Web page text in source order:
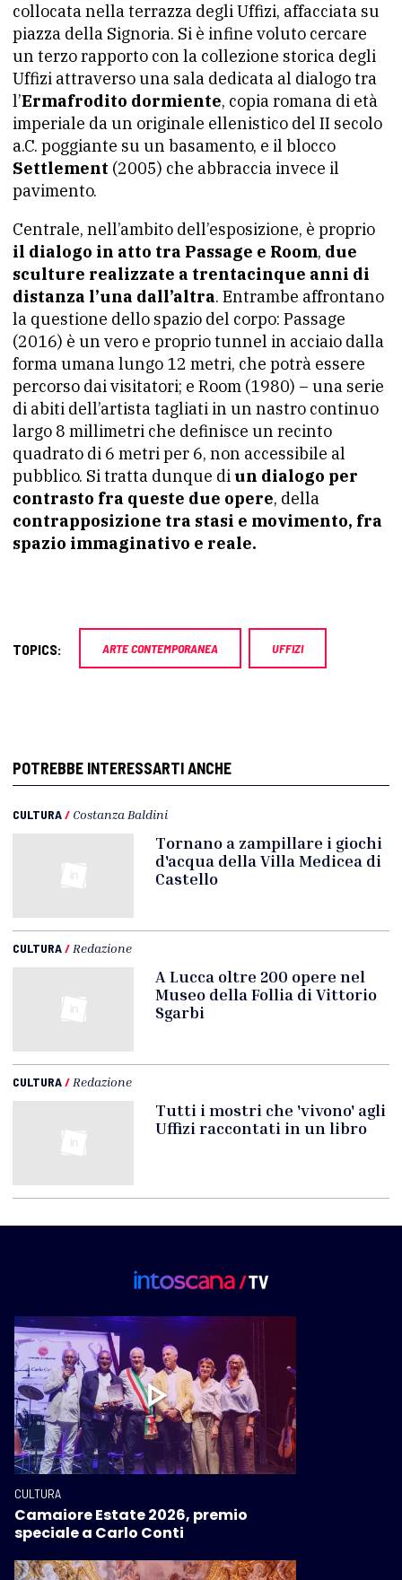
collocata nella terrazza degli Uffizi, affacciata su
piazza della Signoria. Si è infine voluto cercare
un terzo rapporto con la collezione storica degli
Uffizi attraverso una sala dedicata al dialogo tra
l’Ermafrodito dormiente, copia romana di età
imperiale da un originale ellenistico del II secolo
a.C. poggiante su un basamento, e il blocco
Settlement (2005) che abbraccia invece il
pavimento.
Centrale, nell’ambito dell’esposizione, è proprio
il dialogo in atto tra Passage e Room, due
sculture realizzate a trentacinque anni di
distanza l’una dall’altra. Entrambe affrontano
la questione dello spazio del corpo: Passage
(2016) è un vero e proprio tunnel in acciaio dalla
forma umana lungo 12 metri, che potrà essere
percorso dai visitatori; e Room (1980) – una serie
di abiti dell’artista tagliati in un nastro continuo
largo 8 millimetri che definisce un recinto
quadrato di 6 metri per 6, non accessibile al
pubblico. Si tratta dunque di un dialogo per
contrasto fra queste due opere, della
contrapposizione tra stasi e movimento, fra
spazio immaginativo e reale.
TOPICS: ARTE CONTEMPORANEA UFFIZI
POTREBBE INTERESSARTI ANCHE
CULTURA/ Costanza Baldini
Tornano a zampillare i giochi
d'acqua della Villa Medicea di
Castello
CULTURA/ Redazione
A Lucca oltre 200 opere nel
Museo della Follia di Vittorio
Sgarbi
CULTURA/ Redazione
Tutti i mostri che 'vivono' agli
Uffizi raccontati in un libro
CULTURA
Camaiore Estate 2026, premio
speciale a Carlo Conti